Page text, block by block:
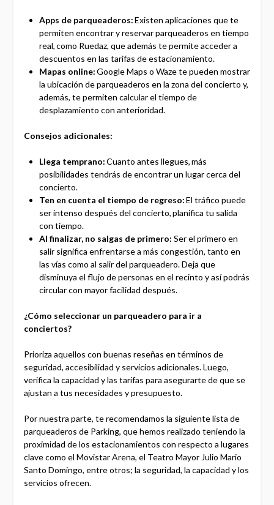
Apps de parqueaderos:Existen aplicaciones que te
permiten encontrar y reservar parqueaderos en tiempo
real, como Ruedaz, que además te permite acceder a
descuentos en las tarifas de estacionamiento.
Mapas online:Google Maps o Waze te pueden mostrar
la ubicación de parqueaderos en la zona del concierto y,
además, te permiten calcular el tiempo de
desplazamiento con anterioridad.
Consejos adicionales:
Llega temprano:Cuanto antes llegues, más
posibilidades tendrás de encontrar un lugar cerca del
concierto.
Ten en cuenta el tiempo de regreso:El tráfico puede
ser intenso después del concierto, planifica tu salida
con tiempo.
Al finalizar, no salgas de primero: Ser el primero en
salir significa enfrentarse a más congestión, tanto en
las vías como al salir del parqueadero. Deja que
disminuya el flujo de personas en el recinto y así podrás
circular con mayor facilidad después.
¿Cómo seleccionar un parqueadero para ir a
conciertos?
Prioriza aquellos con buenas reseñas en términos de
seguridad, accesibilidad y servicios adicionales. Luego,
verifica la capacidad y las tarifas para asegurarte de que se
ajustan a tus necesidades y presupuesto.
Por nuestra parte, te recomendamos la siguiente lista de
parqueaderos de Parking, que hemos realizado teniendo la
proximidad de los estacionamientos con respecto a lugares
clave como el Movistar Arena, el Teatro Mayor Julio Mario
Santo Domingo, entre otros; la seguridad, la capacidad y los
servicios ofrecen.